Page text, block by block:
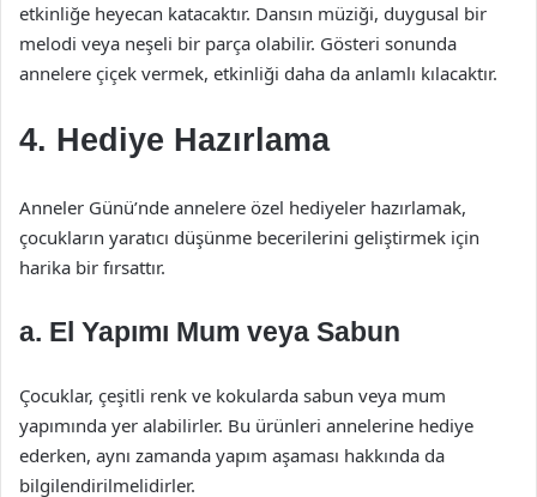
etkinliğe heyecan katacaktır. Dansın müziği, duygusal bir
melodi veya neşeli bir parça olabilir. Gösteri sonunda
annelere çiçek vermek, etkinliği daha da anlamlı kılacaktır.
4. Hediye Hazırlama
Anneler Günü’nde annelere özel hediyeler hazırlamak,
çocukların yaratıcı düşünme becerilerini geliştirmek için
harika bir fırsattır.
a. El Yapımı Mum veya Sabun
Çocuklar, çeşitli renk ve kokularda sabun veya mum
yapımında yer alabilirler. Bu ürünleri annelerine hediye
ederken, aynı zamanda yapım aşaması hakkında da
bilgilendirilmelidirler.